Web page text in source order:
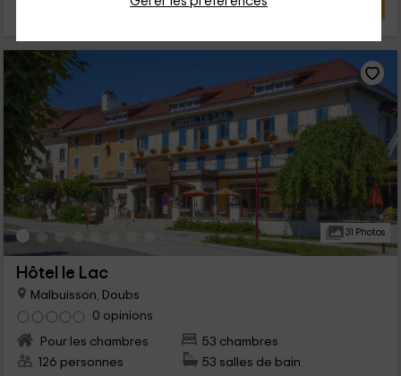
VOIR L’OFFRE
31 Photos
Hôtel le Lac
Malbuisson, Doubs
0 opinions
Pour les chambres
53 chambres
126 personnes
53 salles de bain